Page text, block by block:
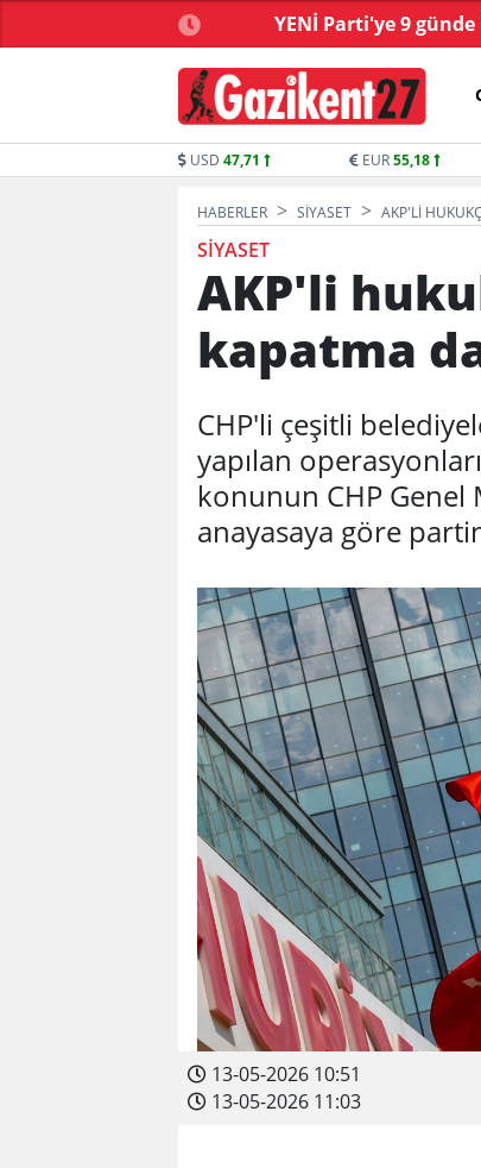
kabul edildi! YENİ Parti'ye 9
USD 47,71 EUR55,18
HABERLER SIYASET AKP'LI
SIYASET
AKP'li
kapatma
CHP'li çeşitli
yapılan
konunun CHP Genel
anayasaya göre
13-05-2026 10:51
13-05-2026 11:03